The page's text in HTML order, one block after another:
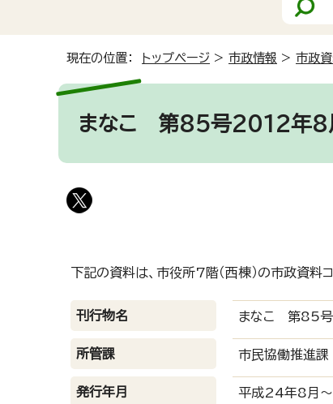
現在の位置： トップページ > 市政情報 > 市政
まなこ 第85号2012年8
下記の資料は、市役所7階（西棟）の市政資料
刊行物名 まなこ 第85
所管課 市民協働推進課
発行年月 平成24年8月